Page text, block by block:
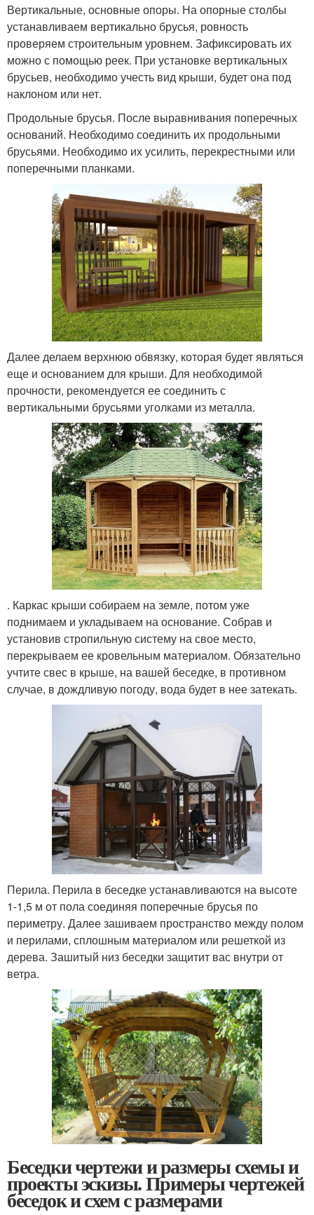
Вертикальные, основные опоры. На опорные столбы
устанавливаем вертикально брусья, ровность
проверяем строительным уровнем. Зафиксировать их
можно с помощью реек. При установке вертикальных
брусьев, необходимо учесть вид крыши, будет она под
наклоном или нет.
Продольные брусья. После выравнивания поперечных
оснований. Необходимо соединить их продольными
брусьями. Необходимо их усилить, перекрестными или
поперечными планками.
Далее делаем верхнюю обвязку, которая будет являться
еще и основанием для крыши. Для необходимой
прочности, рекомендуется ее соединить с
вертикальными брусьями уголками из металла.
. Каркас крыши собираем на земле, потом уже
поднимаем и укладываем на основание. Собрав и
установив стропильную систему на свое место,
перекрываем ее кровельным материалом. Обязательно
учтите свес в крыше, на вашей беседке, в противном
случае, в дождливую погоду, вода будет в нее затекать.
Перила. Перила в беседке устанавливаются на высоте
1-1,5 м от пола соединяя поперечные брусья по
периметру. Далее зашиваем пространство между полом
и перилами, сплошным материалом или решеткой из
дерева. Зашитый низ беседки защитит вас внутри от
ветра.
Беседки чертежи и размеры схемы и
проекты эскизы. Примеры чертежей
беседок и схем с размерами